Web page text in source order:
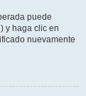
puede
y haga clic en
nuevamente